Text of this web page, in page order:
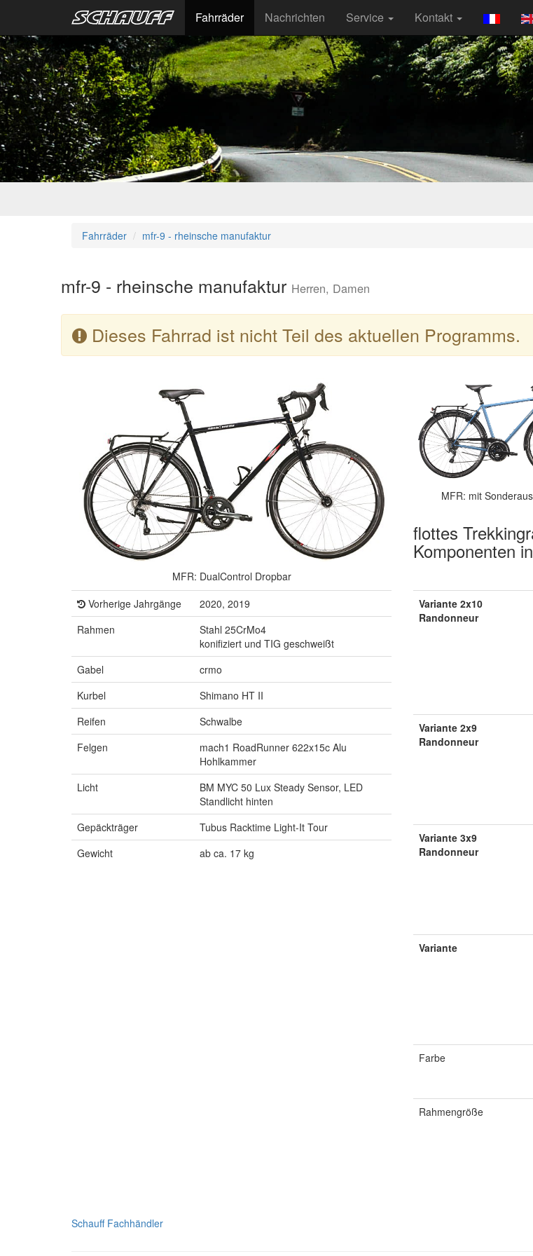
Fahrräder Nachrichten Service Kontakt
Fahrräder mfr-9 - rheinsche manufaktur
mfr-9 - rheinsche manufaktur Herren, Damen
Dieses Fahrrad ist nicht Teil des aktuellen Programms.
MFR: DualControl Dropbar
MFR: mit
flottes
Komponenten
Vorherige Jahrgänge
2020, 2019
Rahmen
Stahl 25CrMo4
konifiziert und TIG geschweißt
Gabel
crmo
Kurbel
Shimano HT II
Reifen
Schwalbe
Felgen
mach1 RoadRunner 622x15c Alu
Hohlkammer
Licht
BM MYC 50 Lux Steady Sensor, LED
Standlicht hinten
Gepäckträger
Tubus Racktime Light-It Tour
Gewicht
ab ca. 17 kg
Variante 2x10
Randonneur
Variante 2x9
Randonneur
Variante 3x9
Randonneur
Variante
Farbe
Rahmengröße
Schauff Fachhändler